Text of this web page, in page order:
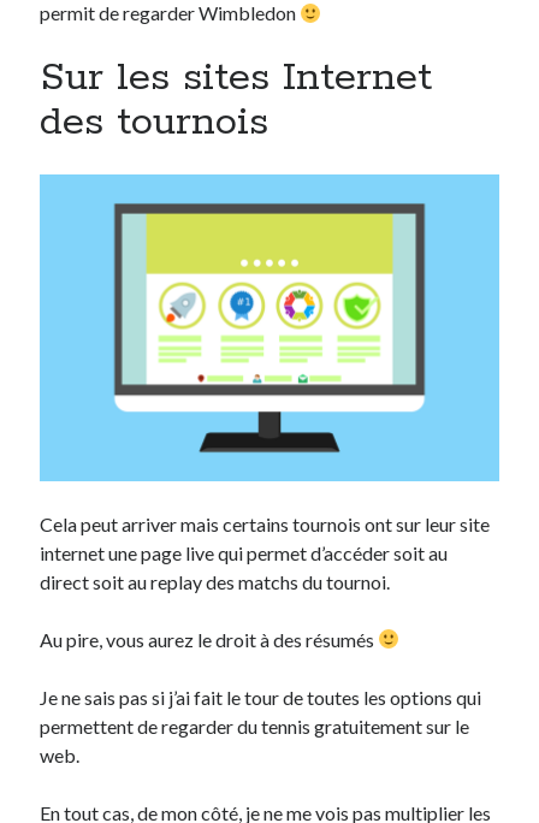
permit de regarder Wimbledon
Sur les sites Internet
des tournois
Cela peut arriver mais certains tournois ont sur leur site
internet une page live qui permet d’accéder soit au
direct soit au replay des matchs du tournoi.
Au pire, vous aurez le droit à des résumés
Je ne sais pas si j’ai fait le tour de toutes les options qui
permettent de regarder du tennis gratuitement sur le
web.
En tout cas, de mon côté, je ne me vois pas multiplier les